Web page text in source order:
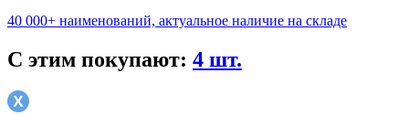
40 000+ наименований, актуальное наличие на складе
С этим покупают: 4 шт.